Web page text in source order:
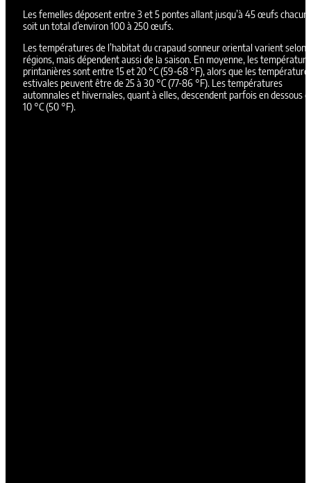
Les femelles déposent entre 3 et 5 pontes allant jusqu’à 45 œufs
soit un total d’environ 100 à 250 œufs.
Les températures de l’habitat du crapaud sonneur oriental varient selon
régions, mais dépendent aussi de la saison. En moyenne, les
printanières sont entre 15 et 20 °C (59-68 °F), alors que les
estivales peuvent être de 25 à 30 °C (77-86 °F). Les températures
automnales et hivernales, quant à elles, descendent parfois en dessous
10 °C (50 °F).